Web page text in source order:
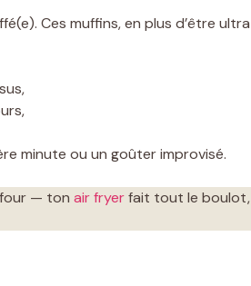
Ces muffins, en plus d’être ultra
minute ou un goûter improvisé.
four — ton air fryerfait tout le boulot,